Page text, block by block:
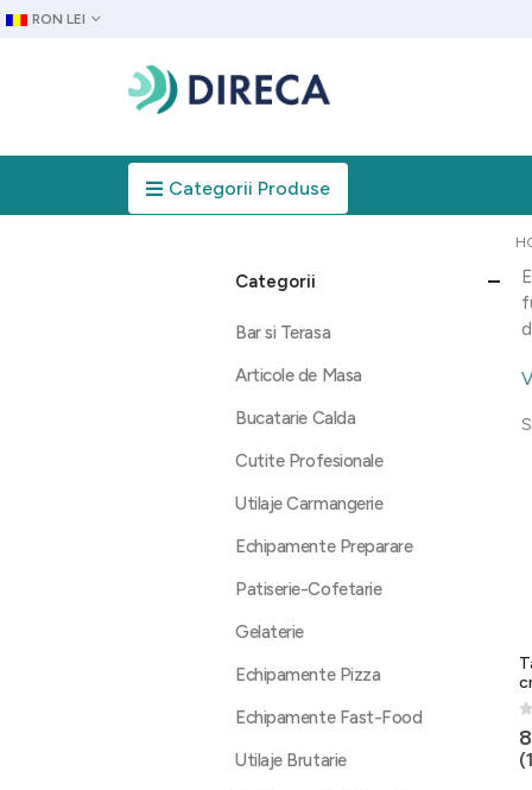
RON LEI
Categorii Produse
(
Categorii
Bar si Terasa
Articole de Masa
Bucatarie Calda
Cutite Profesionale
Utilaje Carmangerie
Echipamente Preparare
Patiserie-Cofetarie
Gelaterie
Echipamente Pizza
Echipamente Fast-Food
Utilaje Brutarie